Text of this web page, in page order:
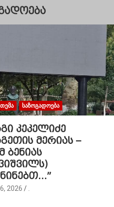
ᲡᲐᲖᲝᲒᲐᲓᲝᲔᲑᲐ
კეკელიძე
მერიას –
ბენიას
2026